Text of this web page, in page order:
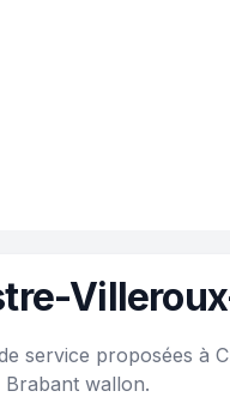
service proposées à
wallon.